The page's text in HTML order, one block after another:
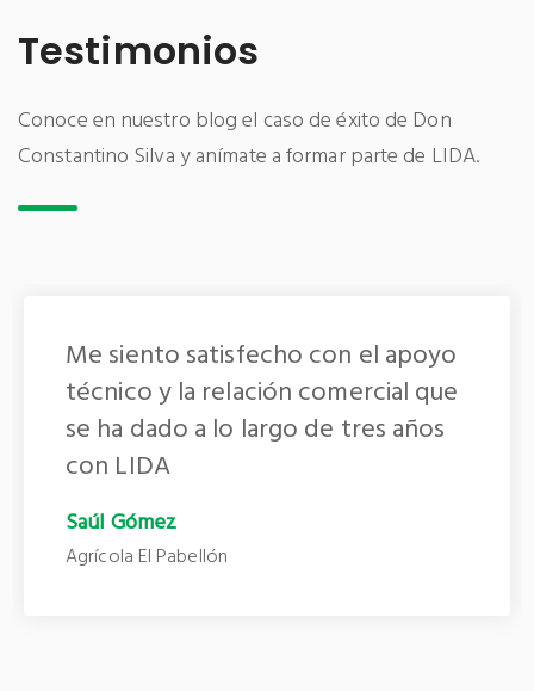
Testimonios
Conoce en nuestro blog el caso de éxito de Don
Constantino Silva y anímate a formar parte de LIDA.
Con los productos LIDA vemos
buenos resultados, es necesario
saber mezclar para aplicar y
obtener una planta sana con buen
follaje
Gonzalo Cruz Torres